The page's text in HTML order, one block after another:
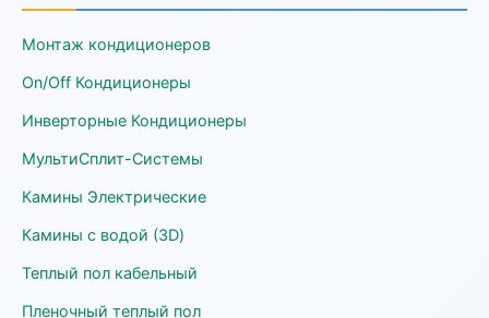
Монтаж кондиционеров
On/Off Кондиционеры
Инверторные Кондиционеры
МультиСплит-Системы
Камины Электрические
Камины с водой (3D)
Теплый пол кабельный
Пленочный теплый пол